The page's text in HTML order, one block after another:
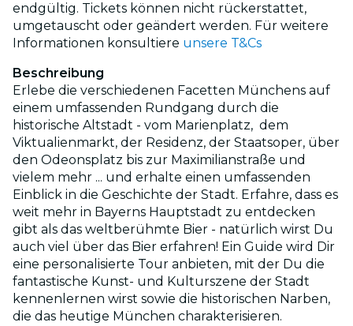
endgültig. Tickets können nicht rückerstattet,
umgetauscht oder geändert werden. Für weitere
Informationen konsultiere unsere T&Cs
Beschreibung
Erlebe die verschiedenen Facetten Münchens auf
einem umfassenden Rundgang durch die
historische Altstadt - vom Marienplatz, dem
Viktualienmarkt, der Residenz, der Staatsoper, über
den Odeonsplatz bis zur Maximilianstraße und
vielem mehr ... und erhalte einen umfassenden
Einblick in die Geschichte der Stadt. Erfahre, dass es
weit mehr in Bayerns Hauptstadt zu entdecken
gibt als das weltberühmte Bier - natürlich wirst Du
auch viel über das Bier erfahren! Ein Guide wird Dir
eine personalisierte Tour anbieten, mit der Du die
fantastische Kunst- und Kulturszene der Stadt
kennenlernen wirst sowie die historischen Narben,
die das heutige München charakterisieren.